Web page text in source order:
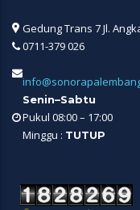
Gedung Trans 7 Jl.
0711-379 026
Senin–Sabtu
Pukul 08:00 – 17:00
Minggu : TUTUP